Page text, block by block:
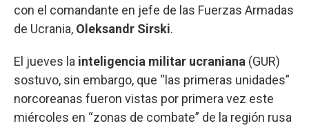
con el comandante en jefe de las Fuerzas Armadas
de Ucrania, Oleksandr Sirski.
El jueves la inteligencia militar ucraniana (GUR)
sostuvo, sin embargo, que “las primeras unidades”
norcoreanas fueron vistas por primera vez este
miércoles en “zonas de combate” de la región rusa